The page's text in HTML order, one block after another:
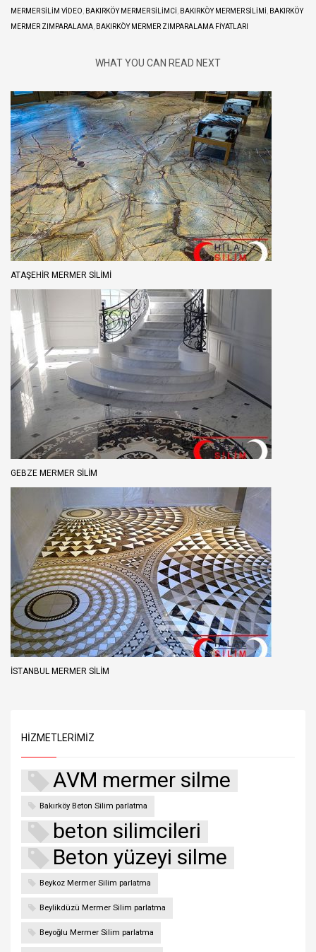
MERMER SILIM VIDEO
BAKIRKÖY MERMER SILIMCI BAKIRKÖY MERMER SILIMI
BAKIRKÖY
MERMER ZIMPARALAMA BAKIRKÖY MERMER ZIMPARALAMA FIYATLARI
WHAT YOU CAN READ NEXT
ATAŞEHIR MERMER SILIMI
GEBZE MERMER SILIM
İSTANBUL MERMER SILIM
HIZMETLERIMIZ
AVM mermer silme
Bakırköy Beton Silim parlatma
beton silimcileri
Beton yüzeyi silme
Beykoz Mermer Silim parlatma
Beylikdüzü Mermer Silim parlatma
Beyoğlu Mermer Silim parlatma